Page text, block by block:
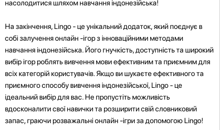
насолодитися шляхом навчання індонезійська!
На закінчення, Lingo - це унікальний додаток, який поєднує в
собі залучення онлайн -ігор з інноваційними методами
навчання індонезійська. Його гнучкість, доступність та широкий
вибір ігор роблять вивчення мови ефективним та приємним для
всіх категорій користувачів. Якщо ви шукаєте ефективного та
приємного способу вивчення індонезійської, Lingo - це
ідеальний вибір для вас. Не пропустіть можливість
вдосконалити свої навички та розширити свій словниковий
запас, граючи розважальні онлайн -ігри за допомогою Lingo!